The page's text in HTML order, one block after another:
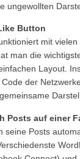
ungewollten
Button
mit
man die
Layout.
der
Posts auf einer
seine Posts